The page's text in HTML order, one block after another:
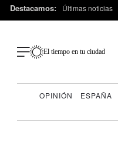
Destacamos: Últimas noticias
El tiempo en tu ciudad
OPINIÓN ESPAÑA